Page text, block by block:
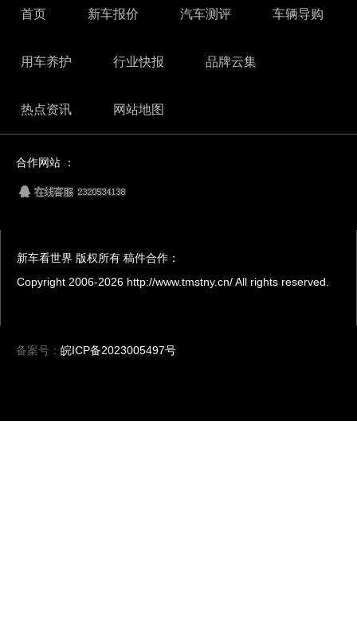
首页 新车报价 汽车测评 车辆导购
用车养护 行业快报 品牌云集
热点资讯 网站地图
合作网站 ：
新车看世界 版权所有 稿件合作：
Copyright 2006-2026 http://www.tmstny.cn/ All rights reserved.
备案号： 皖ICP备2023005497号